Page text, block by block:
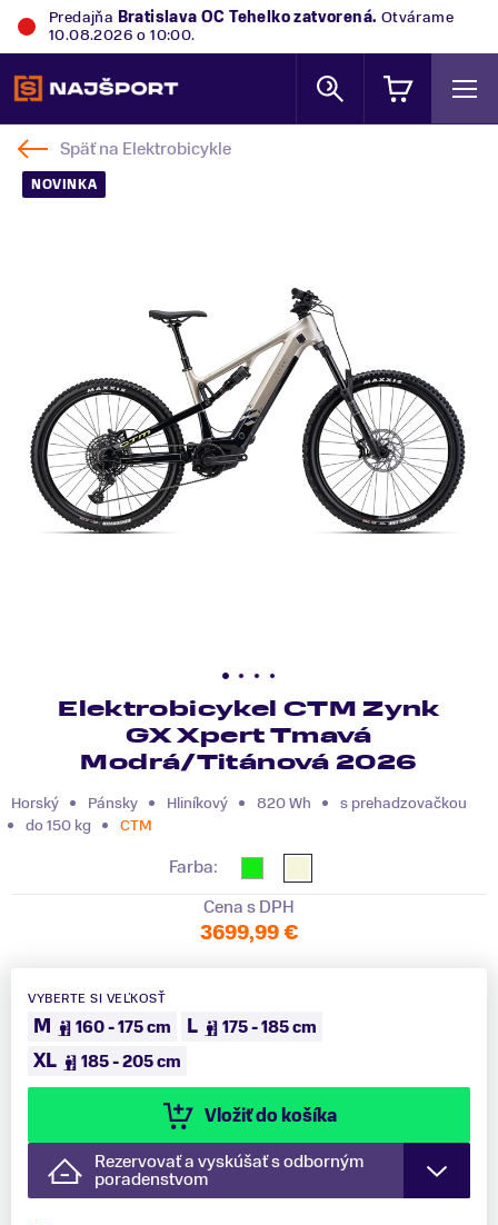
Predajňa Bratislava OC Tehelkozatvorená. Otvárame
10.08.2026 o 10:00.
Späť na Elektrobicykle
NOVINKA
Elektrobicykel CTM Zynk
GX Xpert Tmavá
Modrá/Titánová 2026
Horský Pánsky Hliníkový 820 Wh
s prehadzovačkou
do 150 kg
CTM
Farba:
Cena s DPH
3699,99 €
VYBERTE SI VEĽKOSŤ
M 160 - 175 cm L 175 - 185 cm
XL 185 - 205 cm
Vložiť do košíka
Rezervovať a vyskúšať s odborným
poradenstvom